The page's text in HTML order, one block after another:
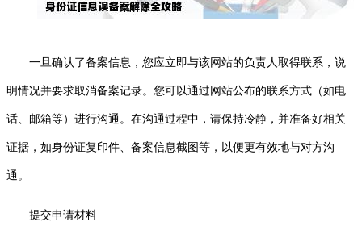
一旦确认了备案信息，您应立即与该网站的负责人取得联系，说
明情况并要求取消备案记录。您可以通过网站公布的联系方式（如电
话、邮箱等）进行沟通。在沟通过程中，请保持冷静，并准备好相关
证据，如身份证复印件、备案信息截图等，以便更有效地与对方沟
通。
提交申请材料